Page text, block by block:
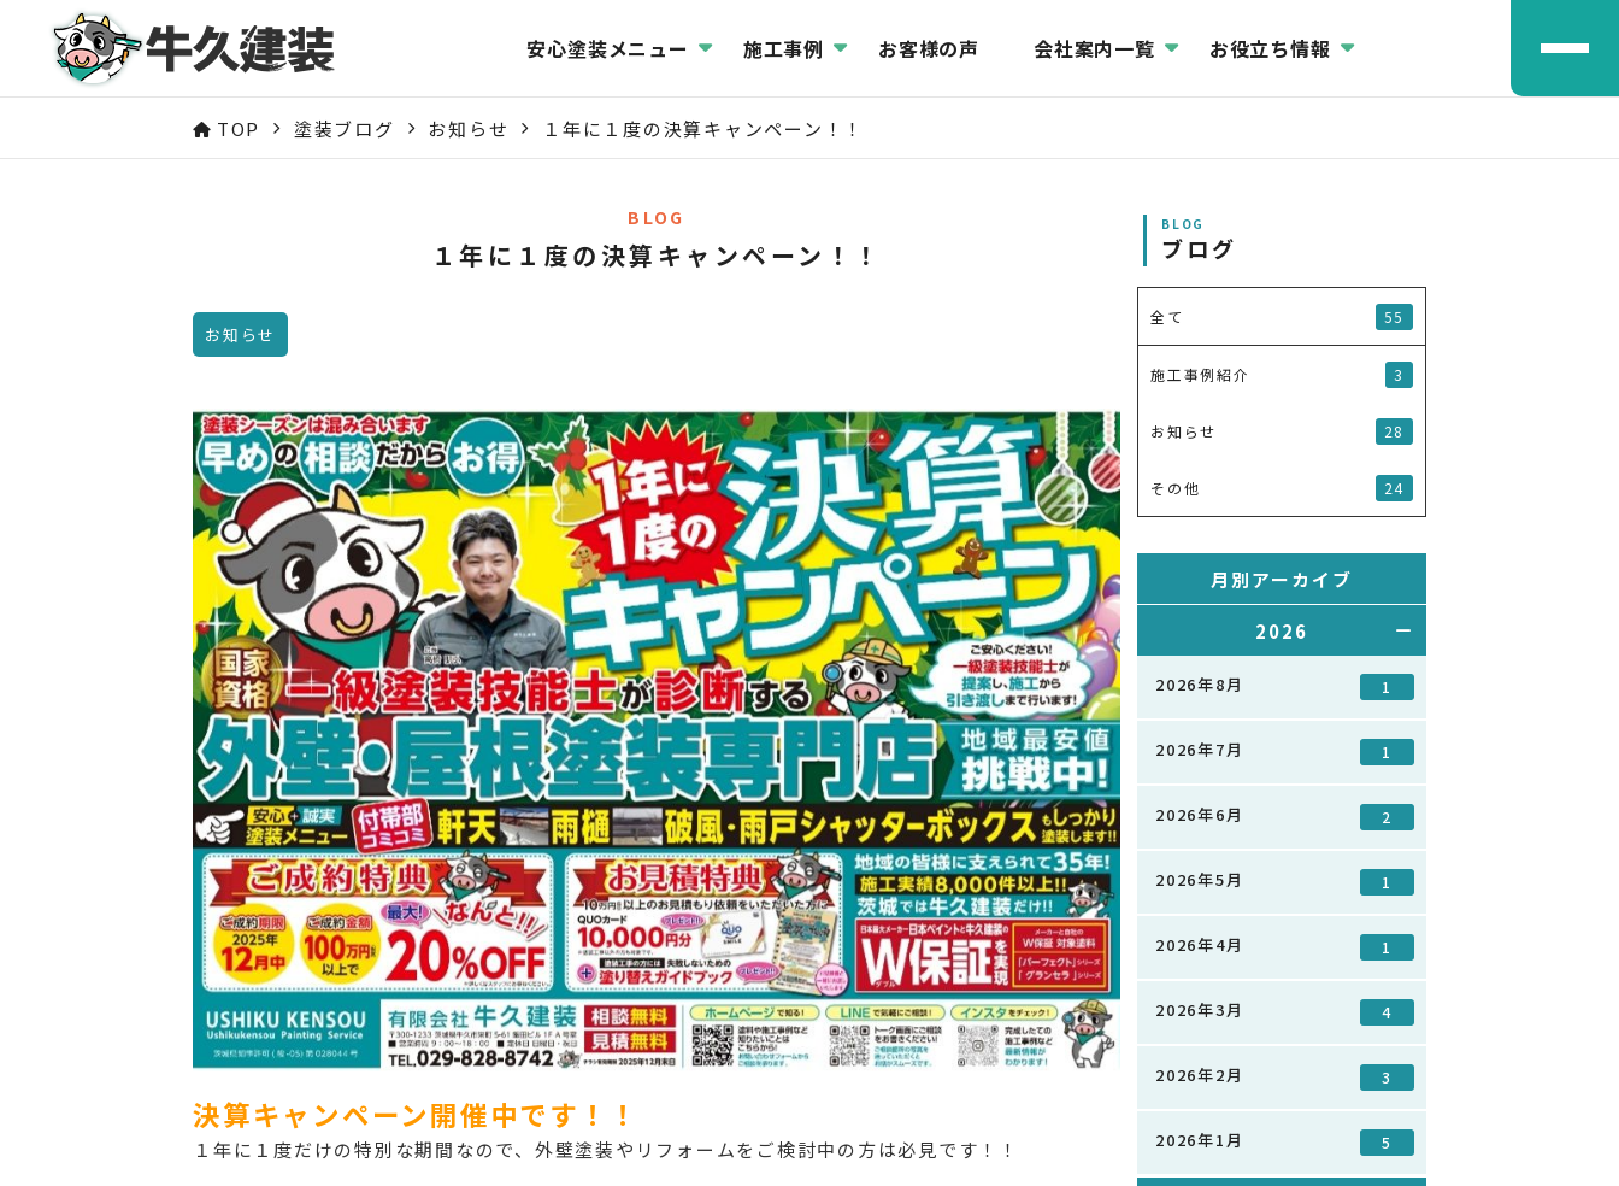
安心塗装メニュー 施工事例 お客様の声 会社案内一覧 お役立ち情報
TOP 塗装ブログ お知らせ １年に１度の決算キャンペーン！！
BLOG
１年に１度の決算キャンペーン！！
お知らせ
決算キャンペーン開催中です！！
１年に１度だけの特別な期間なので、外壁塗装やリフォームをご検討中の方は必見です！！
BLOG
ブログ
全て 55
施工事例紹介 3
お知らせ 28
その他 24
月別アーカイブ
2026
2026年8月 1
2026年7月 1
2026年6月 2
2026年5月 1
2026年4月 1
2026年3月 4
2026年2月 3
2026年1月 5